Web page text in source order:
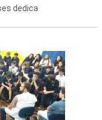
dedica